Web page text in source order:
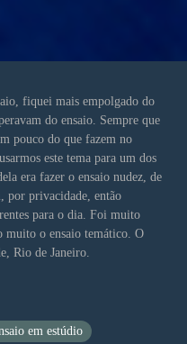
fiquei mais empolgado do
do ensaio. Sempre que
pouco do que fazem no
este tema para um dos
era fazer o ensaio nudez, de
por privacidade, então
para o dia. Foi muito
muito o ensaio temático. O
Rio de Janeiro.
em estúdio